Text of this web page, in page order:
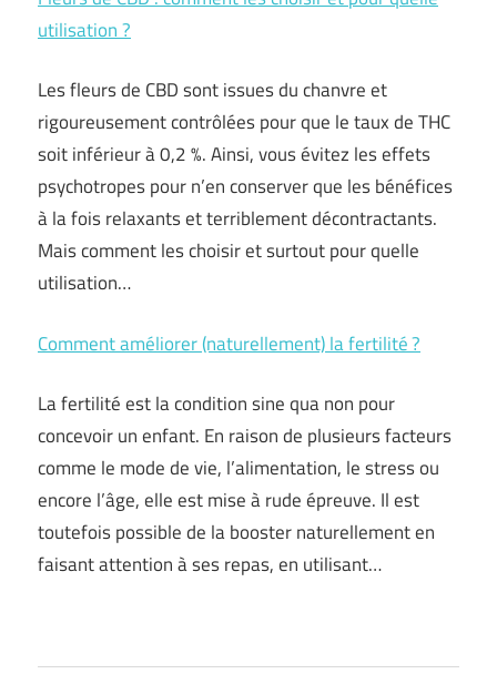
utilisation ?
Les fleurs de CBD sont issues du chanvre et
rigoureusement contrôlées pour que le taux de THC
soit inférieur à 0,2 %. Ainsi, vous évitez les effets
psychotropes pour n’en conserver que les bénéfices
à la fois relaxants et terriblement décontractants.
Mais comment les choisir et surtout pour quelle
utilisation…
Comment améliorer (naturellement) la fertilité ?
La fertilité est la condition sine qua non pour
concevoir un enfant. En raison de plusieurs facteurs
comme le mode de vie, l’alimentation, le stress ou
encore l’âge, elle est mise à rude épreuve. Il est
toutefois possible de la booster naturellement en
faisant attention à ses repas, en utilisant…